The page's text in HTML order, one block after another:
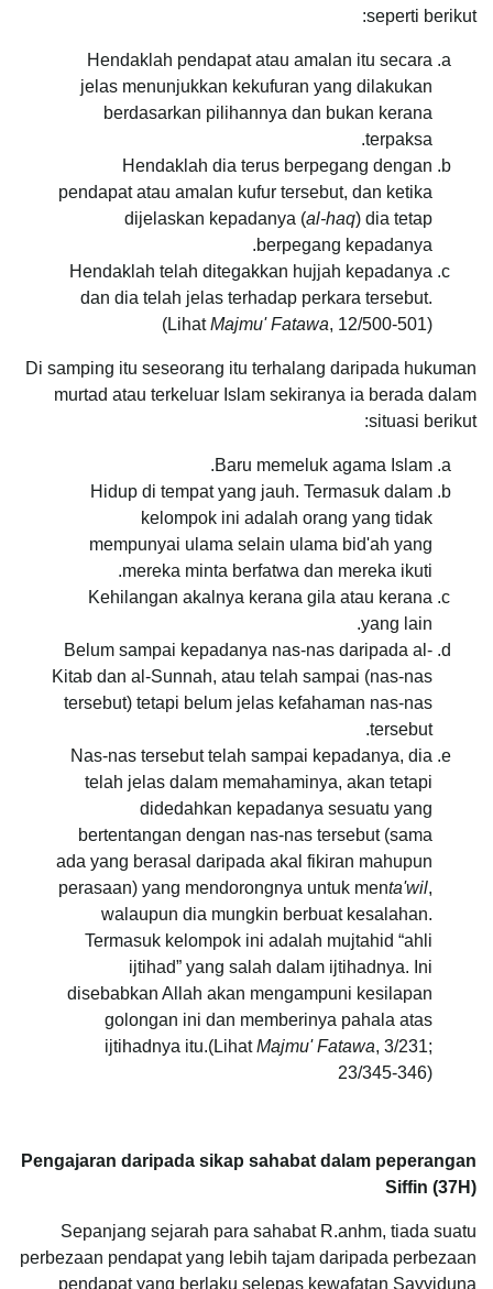
seperti berikut:
Hendaklah pendapat atau amalan itu secara
jelas menunjukkan kekufuran yang dilakukan
berdasarkan pilihannya dan bukan kerana
terpaksa.
Hendaklah dia terus berpegang dengan
pendapat atau amalan kufur tersebut, dan ketika
dijelaskan kepadanya (al-haq) dia tetap
berpegang kepadanya.
Hendaklah telah ditegakkan hujjah kepadanya
dan dia telah jelas terhadap perkara tersebut.
(LihatMajmu' Fatawa, 12/500-501)
Di samping itu seseorang itu terhalang daripada hukuman
murtad atau terkeluar Islam sekiranya ia berada dalam
situasi berikut:
Baru memeluk agama Islam.
Hidup di tempat yang jauh. Termasuk dalam
kelompok ini adalah orang yang tidak
mempunyai ulama selain ulama bid'ah yang
mereka minta berfatwa dan mereka ikuti.
Kehilangan akalnya kerana gila atau kerana
yang lain.
Belum sampai kepadanya nas-nas daripada al-
Kitab dan al-Sunnah, atau telah sampai (nas-nas
tersebut) tetapi belum jelas kefahaman nas-nas
tersebut.
Nas-nas tersebut telah sampai kepadanya, dia
telah jelas dalam memahaminya, akan tetapi
didedahkan kepadanya sesuatu yang
bertentangan dengan nas-nas tersebut (sama
ada yang berasal daripada akal fikiran mahupun
perasaan) yang mendorongnya untuk menta'wil,
walaupun dia mungkin berbuat kesalahan.
Termasuk kelompok ini adalah mujtahid “ahli
ijtihad” yang salah dalam ijtihadnya. Ini
disebabkan Allah akan mengampuni kesilapan
golongan ini dan memberinya pahala atas
ijtihadnya itu.(LihatMajmu' Fatawa, 3/231;
23/345-346)
Pengajaran daripada sikap sahabat dalam peperangan
Siffin (37H)
Sepanjang sejarah para sahabat R.anhm, tiada suatu
perbezaan pendapat yang lebih tajam daripada perbezaan
pendapat yang berlaku selepas kewafatan Sayyiduna